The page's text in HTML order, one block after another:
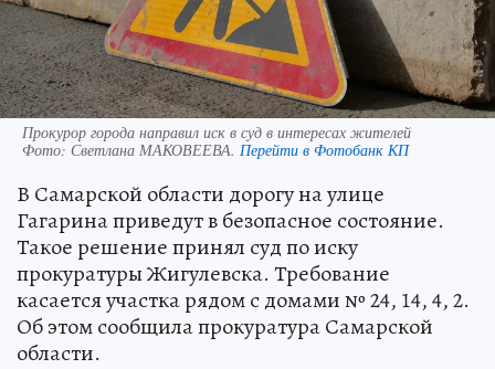
Прокурор города направил иск в суд в интересах жителей
Фото: Светлана МАКОВЕЕВА. Перейти в Фотобанк КП
В Самарской области дорогу на улице
Гагарина приведут в безопасное состояние.
Такое решение принял суд по иску
прокуратуры Жигулевска. Требование
касается участка рядом с домами № 24, 14, 4, 2.
Об этом сообщила прокуратура Самарской
области.